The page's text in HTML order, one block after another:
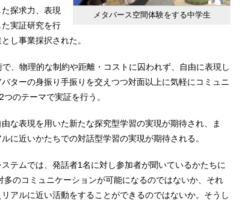
メタバース空間体験をする中学生
探求力、表現
実証研究を行
し事業採択された。
、物理的な制約や距離・コストに囚われず、自由に表現し
ターの身振り手振りを交えつつ対面以上に気軽にコミュニ
のテーマで実証を行う。
な表現を用いた新たな探究型学習の実現が期待され、ま
に近いかたちでの対話型学習の実現が期待される。
テムでは、発話者1名に対し参加者が聞いているかたちに
のコミュニケーションが可能になるのではないか、それ
アルに近い活動をすることができるのではないか。そうし